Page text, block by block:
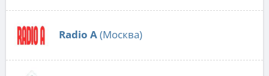
Radio А(Москва)